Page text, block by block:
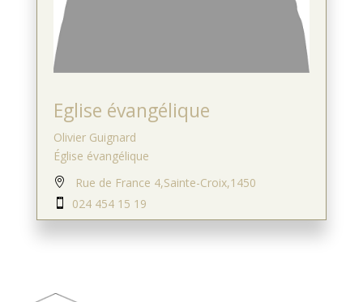
Eglise évangélique
Olivier Guignard
Église évangélique
 Rue de France 4,Sainte-Croix,1450
 024 454 15 19